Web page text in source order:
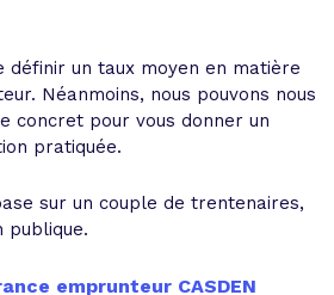
définir un taux moyen en matière
Néanmoins, nous pouvons nous
concret pour vous donner un
pratiquée.
sur un couple de trentenaires,
publique.
emprunteur CASDEN